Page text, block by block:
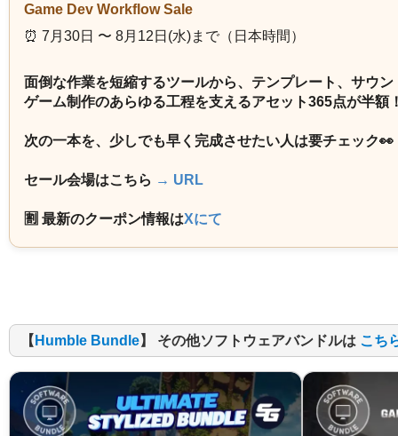
Game Dev Workflow Sale
⏰️ 7月30日 〜 8月12日(水)まで（日本時間）
面倒な作業を短縮するツールから、テンプレート、サウ
ゲーム制作のあらゆる工程を支えるアセット365点が半額
次の一本を、少しでも早く完成させたい人は要チェック👀
セール会場はこちら → URL
🈹 最新のクーポン情報はXにて
【 Humble Bundle】 その他ソフトウェアバンドルは こち